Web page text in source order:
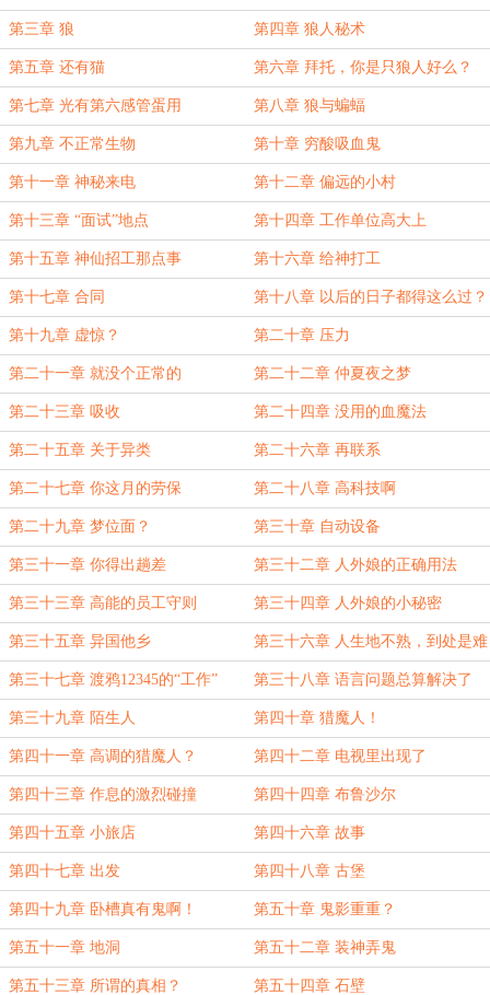
第三章 狼 第四章 狼人秘术
第五章 还有猫 第六章 拜托，你是只狼人好么？
第七章 光有第六感管蛋用 第八章 狼与蝙蝠
第九章 不正常生物 第十章 穷酸吸血鬼
第十一章 神秘来电 第十二章 偏远的小村
第十三章 “面试”地点 第十四章 工作单位高大上
第十五章 神仙招工那点事 第十六章 给神打工
第十七章 合同 第十八章 以后的日子都得这么过？
第十九章 虚惊？ 第二十章 压力
第二十一章 就没个正常的 第二十二章 仲夏夜之梦
第二十三章 吸收 第二十四章 没用的血魔法
第二十五章 关于异类 第二十六章 再联系
第二十七章 你这月的劳保 第二十八章 高科技啊
第二十九章 梦位面？ 第三十章 自动设备
第三十一章 你得出趟差 第三十二章 人外娘的正确用法
第三十三章 高能的员工守则 第三十四章 人外娘的小秘密
第三十五章 异国他乡 第三十六章 人生地不熟，到处是难
题
第三十七章 渡鸦12345的“工作” 第三十八章 语言问题总算解决了
第三十九章 陌生人 第四十章 猎魔人！
第四十一章 高调的猎魔人？ 第四十二章 电视里出现了
第四十三章 作息的激烈碰撞 第四十四章 布鲁沙尔
第四十五章 小旅店 第四十六章 故事
第四十七章 出发 第四十八章 古堡
第四十九章 卧槽真有鬼啊！ 第五十章 鬼影重重？
第五十一章 地洞 第五十二章 装神弄鬼
第五十三章 所谓的真相？ 第五十四章 石壁